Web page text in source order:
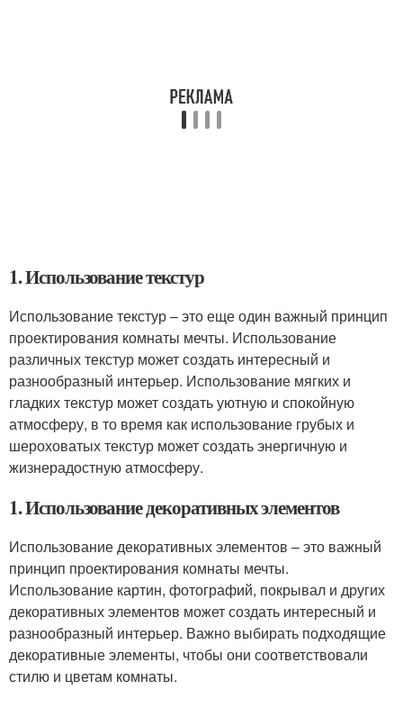
1. Использование текстур
Использование текстур – это еще один важный принцип
проектирования комнаты мечты. Использование
различных текстур может создать интересный и
разнообразный интерьер. Использование мягких и
гладких текстур может создать уютную и спокойную
атмосферу, в то время как использование грубых и
шероховатых текстур может создать энергичную и
жизнерадостную атмосферу.
1. Использование декоративных элементов
Использование декоративных элементов – это важный
принцип проектирования комнаты мечты.
Использование картин, фотографий, покрывал и других
декоративных элементов может создать интересный и
разнообразный интерьер. Важно выбирать подходящие
декоративные элементы, чтобы они соответствовали
стилю и цветам комнаты.